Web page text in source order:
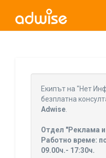
Уважаеми
бихме искали да Ви
прекратява
Eкипът на "Нет
безплатна
Adwise.
Отдел "Реклама
Работно време:
09.00ч.- 17:30ч.